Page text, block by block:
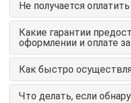
Не получается
Какие гарантии
оформлении и оплате
Как быстро
Что делать, если